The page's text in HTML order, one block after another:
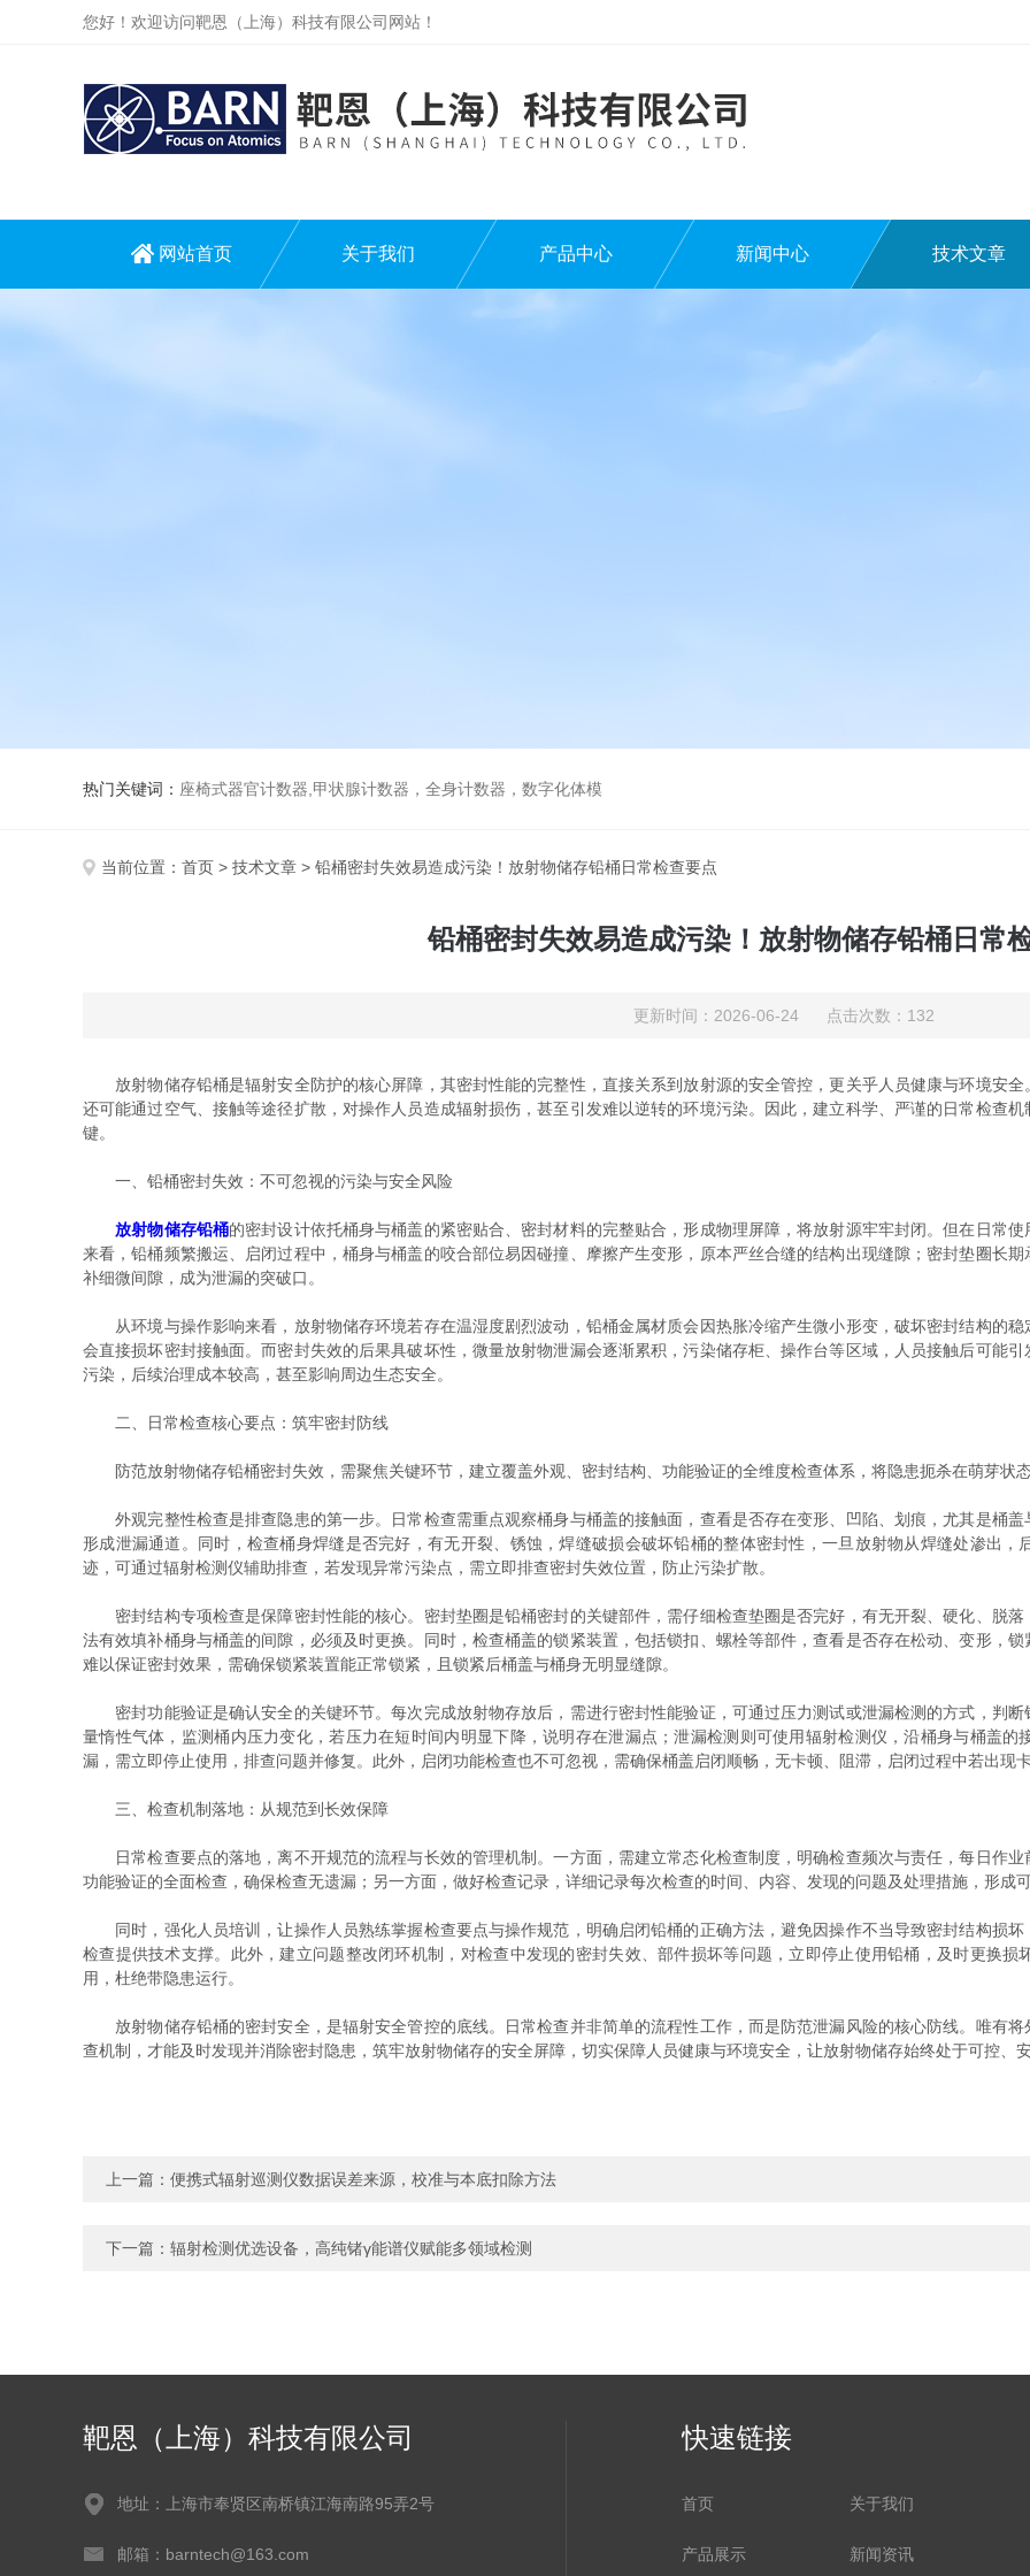
您好！欢迎访问靶恩（上海）科技有限公司网站！
网站首页 关于我们 产品中心 新闻中心 技术文章
热门关键词： 座椅式器官计数器,甲状腺计数器，全身计数器，数字化体模
当前位置： 首页 > 技术文章 > 铅桶密封失效易造成污染！放射物储存铅桶日常检查要点
铅桶密封失效易造成污染！放射物储存铅桶日常
更新时间：2026-06-24 点击次数：132
放射物储存铅桶是辐射安全防护的核心屏障，其密封性能的完整性，直接关系到放射源的安全管控，更关乎人员健康与环境安
还可能通过空气、接触等途径扩散，对操作人员造成辐射损伤，甚至引发难以逆转的环境污染。因此，建立科学、严谨的日常检查
键。
一、铅桶密封失效：不可忽视的污染与安全风险
放射物储存铅桶的密封设计依托桶身与桶盖的紧密贴合、密封材料的完整贴合，形成物理屏障，将放射源牢牢封闭。但在日常
来看，铅桶频繁搬运、启闭过程中，桶身与桶盖的咬合部位易因碰撞、摩擦产生变形，原本严丝合缝的结构出现缝隙；密封垫圈长
补细微间隙，成为泄漏的突破口。
从环境与操作影响来看，放射物储存环境若存在温湿度剧烈波动，铅桶金属材质会因热胀冷缩产生微小形变，破坏密封结构的
会直接损坏密封接触面。而密封失效的后果具破坏性，微量放射物泄漏会逐渐累积，污染储存柜、操作台等区域，人员接触后可能
污染，后续治理成本较高，甚至影响周边生态安全。
二、日常检查核心要点：筑牢密封防线
防范放射物储存铅桶密封失效，需聚焦关键环节，建立覆盖外观、密封结构、功能验证的全维度检查体系，将隐患扼杀在萌芽状
外观完整性检查是排查隐患的第一步。日常检查需重点观察桶身与桶盖的接触面，查看是否存在变形、凹陷、划痕，尤其是桶
形成泄漏通道。同时，检查桶身焊缝是否完好，有无开裂、锈蚀，焊缝破损会破坏铅桶的整体密封性，一旦放射物从焊缝处渗出
迹，可通过辐射检测仪辅助排查，若发现异常污染点，需立即排查密封失效位置，防止污染扩散。
密封结构专项检查是保障密封性能的核心。密封垫圈是铅桶密封的关键部件，需仔细检查垫圈是否完好，有无开裂、硬化、脱
法有效填补桶身与桶盖的间隙，必须及时更换。同时，检查桶盖的锁紧装置，包括锁扣、螺栓等部件，查看是否存在松动、变形，
难以保证密封效果，需确保锁紧装置能正常锁紧，且锁紧后桶盖与桶身无明显缝隙。
密封功能验证是确认安全的关键环节。每次完成放射物存放后，需进行密封性能验证，可通过压力测试或泄漏检测的方式，判
量惰性气体，监测桶内压力变化，若压力在短时间内明显下降，说明存在泄漏点；泄漏检测则可使用辐射检测仪，沿桶身与桶盖
漏，需立即停止使用，排查问题并修复。此外，启闭功能检查也不可忽视，需确保桶盖启闭顺畅，无卡顿、阻滞，启闭过程中若出现
三、检查机制落地：从规范到长效保障
日常检查要点的落地，离不开规范的流程与长效的管理机制。一方面，需建立常态化检查制度，明确检查频次与责任，每日作
功能验证的全面检查，确保检查无遗漏；另一方面，做好检查记录，详细记录每次检查的时间、内容、发现的问题及处理措施，形成
同时，强化人员培训，让操作人员熟练掌握检查要点与操作规范，明确启闭铅桶的正确方法，避免因操作不当导致密封结构损
检查提供技术支撑。此外，建立问题整改闭环机制，对检查中发现的密封失效、部件损坏等问题，立即停止使用铅桶，及时更换
用，杜绝带隐患运行。
放射物储存铅桶的密封安全，是辐射安全管控的底线。日常检查并非简单的流程性工作，而是防范泄漏风险的核心防线。唯有
查机制，才能及时发现并消除密封隐患，筑牢放射物储存的安全屏障，切实保障人员健康与环境安全，让放射物储存始终处于可控、
上一篇： 便携式辐射巡测仪数据误差来源，校准与本底扣除方法
下一篇： 辐射检测优选设备，高纯锗γ能谱仪赋能多领域检测
靶恩（上海）科技有限公司
地址：上海市奉贤区南桥镇江海南路95弄2号
邮箱：barntech@163.com
快速链接
首页 关于我们
产品展示 新闻资讯